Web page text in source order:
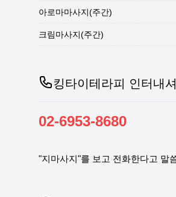
아로마마사지(주간)
크림마사지(주간)
킹타이테라피 인터내
02-6953-8680
"지마사지"를 보고 전화한다고 말